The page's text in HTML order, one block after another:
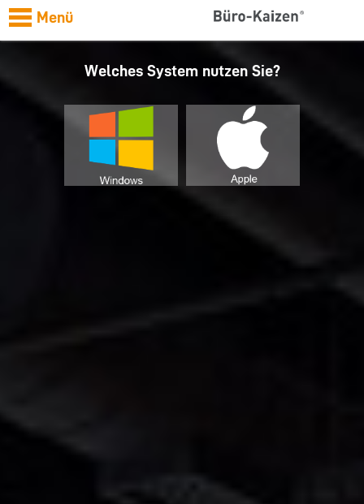
Menü
Welches System nutzen Sie?